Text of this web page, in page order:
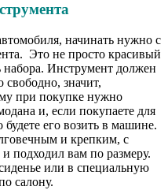
начинать нужно с
Это не просто красивый
набора. Инструмент должен
свободно, значит,
при покупке нужно
и, если покупаете для
будете его возить в машине.
и крепким, с
подходил вам по размеру.
или в специальную
салону.